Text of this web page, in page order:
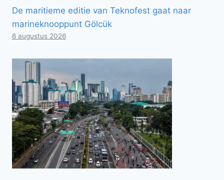
De maritieme editie van Teknofest gaat naar
marineknooppunt Gölcük
6 augustus 2026